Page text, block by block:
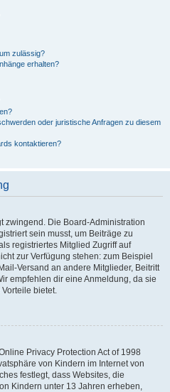
zulässig?
erhalten?
oder juristische Anfragen zu diesem
kontaktieren?
zwingend. Die Board-Administration
sein musst, um Beiträge zu
registriertes Mitglied Zugriff auf
zur Verfügung stehen: zum Beispiel
Versand an andere Mitglieder, Beitritt
empfehlen dir eine Anmeldung, da sie
bietet.
Privacy Protection Act of 1998
von Kindern im Internet von
festlegt, dass Websites, die
Kindern unter 13 Jahren erheben,